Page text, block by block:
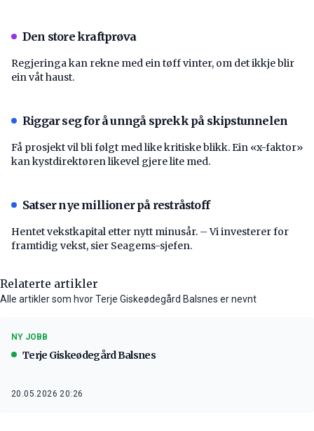
Den store kraftprøva
Regjeringa kan rekne med ein tøff vinter, om det ikkje blir
ein våt haust.
Riggar seg for å unngå sprekk på skipstunnelen
Få prosjekt vil bli følgt med like kritiske blikk. Ein «x-faktor»
kan kystdirektøren likevel gjere lite med.
Satser nye millioner på restråstoff
Hentet vekstkapital etter nytt minusår. – Vi investerer for
framtidig vekst, sier Seagems-sjefen.
Relaterte artikler
Alle artikler som hvor Terje Giskeødegård Balsnes er nevnt
NY JOBB
Terje Giskeødegård Balsnes
20.05.2026 20:26